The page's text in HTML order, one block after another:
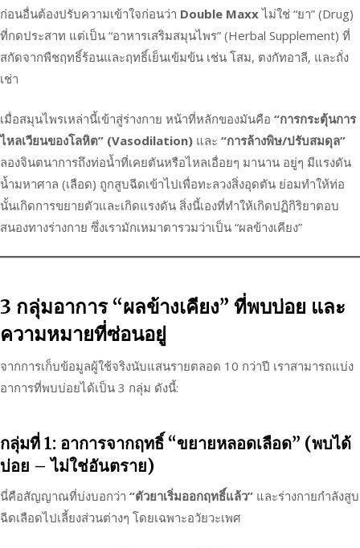
ก่อนอื่นต้องปรับความเข้าใจก่อนว่า Double Maxxไม่ใช่ “ยา” (Drug)
ที่กดประสาท แต่เป็น “อาหารเสริมสมุนไพร” (Herbal Supplement) ที่
สกัดจากพืชฤทธิ์ร้อนและฤทธิ์เย็นเข้มข้น เช่น โสม, ตงกัทอาลี, และถั่ง
เช่า
เมื่อสมุนไพรเหล่านี้เข้าสู่ร่างกาย หน้าที่หลักของมันคือ “การกระตุ้นการ
ไหลเวียนของโลหิต” (Vasodilation) และ “การล้างพิษ/ปรับสมดุล”
ลองจินตนาการถึงท่อน้ำที่เคยตันหรือไหลเอื่อยๆ มานาน อยู่ๆ มีแรงดัน
น้ำมหาศาล (เลือด) ถูกสูบฉีดเข้าไปเพื่อทะลวงสิ่งอุดตัน ย่อมทำให้ท่อ
นั้นเกิดการขยายตัวและเกิดแรงดัน สิ่งนี้เองที่ทำให้เกิดปฏิกิริยาตอบ
สนองทางร่างกาย ซึ่งเรามักเหมาตารวมว่าเป็น “ผลข้างเคียง”
3 กลุ่มอาการ “ผลข้างเคียง” ที่พบบ่อย และ
ความหมายที่ซ่อนอยู่
จากการเก็บข้อมูลผู้ใช้จริงนับแสนรายตลอด 10 กว่าปี เราสามารถแบ่ง
อาการที่พบบ่อยได้เป็น 3 กลุ่ม ดังนี้:
กลุ่มที่ 1: อาการจากฤทธิ์ “ขยายหลอดเลือด” (พบได้
บ่อย – ไม่ใช่อันตราย)
นี่คือสัญญาณที่บ่งบอกว่า “ตัวยาเริ่มออกฤทธิ์แล้ว” และร่างกายกำลังสูบ
ฉีดเลือดไปเลี้ยงส่วนต่างๆ โดยเฉพาะอวัยวะเพศ